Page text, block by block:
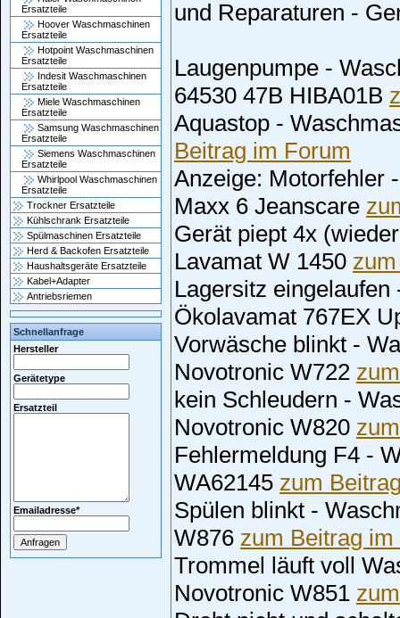
Ersatzteile
Hoover Waschmaschinen
Ersatzteile
Hotpoint Waschmaschinen
Ersatzteile
Indesit Waschmaschinen
Ersatzteile
Miele Waschmaschinen
Ersatzteile
Samsung Waschmaschinen
Ersatzteile
Siemens Waschmaschinen
Ersatzteile
Whirlpool Waschmaschinen
Ersatzteile
Trockner Ersatzteile
Kühlschrank Ersatzteile
Spülmaschinen Ersatzteile
Herd & Backofen Ersatzteile
Haushaltsgeräte Ersatzteile
Kabel+Adapter
Antriebsriemen
Schnellanfrage
Hersteller
Gerätetype
Ersatzteil
Emailadresse*
und Reparaturen -
Laugenpumpe -
64530 47B HIBA01B
Aquastop -
Beitrag im Forum
Anzeige: Motorfehler
Maxx 6 Jeanscare
Gerät piept 4x
Lavamat W 1450
Lagersitz
Ökolavamat 767EX
Vorwäsche blinkt -
Novotronic W722
kein Schleudern -
Novotronic W820
Fehlermeldung F4 -
WA62145 zum
Spülen blinkt -
W876 zum Beitrag
Trommel läuft voll
Novotronic W851